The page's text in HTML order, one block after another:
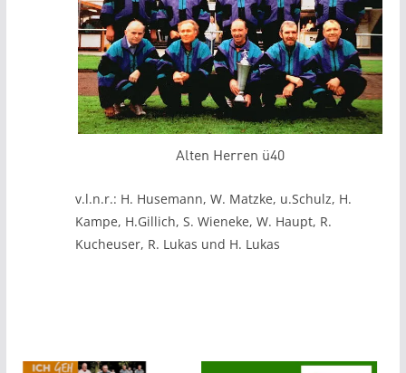
Alten Herren ü40
v.l.n.r.: H. Husemann, W. Matzke, u.Schulz, H.
Kampe, H.Gillich, S. Wieneke, W. Haupt, R.
Kucheuser, R. Lukas und H. Lukas